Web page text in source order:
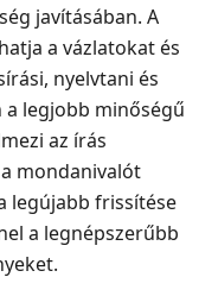
javításában. A
a vázlatokat és
nyelvtani és
a legjobb minőségű
az írás
mondanivalót
legújabb frissítése
a legnépszerűbb